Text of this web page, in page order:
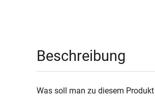
Beschreibung
Was soll man zu diesem